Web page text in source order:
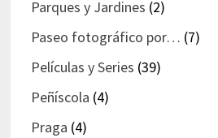
Parques y Jardines (2)
Paseo fotográfico por… (7)
Películas y Series (39)
Peñíscola (4)
Praga (4)